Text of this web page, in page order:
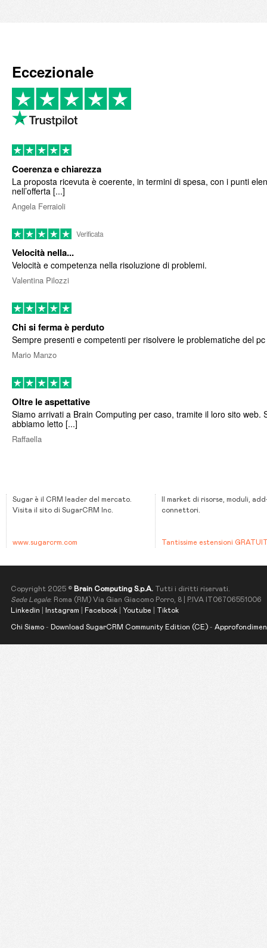
Eccezionale
Coerenza e chiarezza
La proposta ricevuta è coerente, in termini di spesa, con i punti
nell’offerta [...]
Angela Ferraioli
Verificata
Velocità nella...
Velocità e competenza nella risoluzione di problemi.
Valentina Pilozzi
Chi si ferma è perduto
Sempre presenti e competenti per risolvere le problematiche del pc
Mario Manzo
Oltre le aspettative
Siamo arrivati a Brain Computing per caso, tramite il loro sito web.
abbiamo letto [...]
Raffaella
Sugar è il CRM leader del mercato.
Visita il sito di SugarCRM Inc.
www.sugarcrm.com
Il market di risorse, moduli,
connettori.
Tantissime estensioni
Copyright 2025 © Brain Computing S.p.A. Tutti i diritti riservati.
Sede Legale: Roma (RM) Via Gian Giacomo Porro, 8 | P.IVA IT06706551006
Linkedin
Instagram Facebook Youtube Tiktok
Chi Siamo - Download SugarCRM Community Edition (CE) -